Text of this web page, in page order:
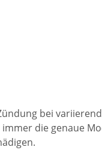
bei
immer die genaue